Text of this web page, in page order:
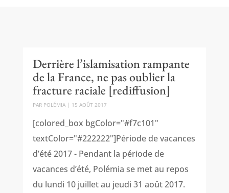
Derrière l’islamisation rampante
de la France, ne pas oublier la
fracture raciale [rediffusion]
PAR POLÉMIA| 15 AOÛT 2017
[colored_box bgColor="#f7c101"
textColor="#222222"]Période de vacances
d’été 2017 - Pendant la période de
vacances d’été, Polémia se met au repos
du lundi 10 juillet au jeudi 31 août 2017.